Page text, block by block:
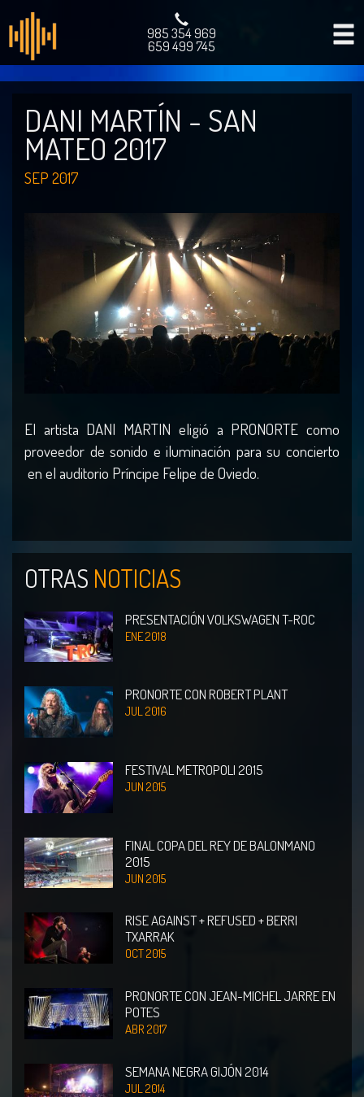
985 354 969
659 499 745
DANI MARTÍN - SAN
MATEO 2017
SEP 2017
El artista DANI MARTIN eligió a PRONORTE como
proveedor de sonido e iluminación para su concierto
en el auditorio Príncipe Felipe de Oviedo.
OTRAS NOTICIAS
PRESENTACIÓN VOLKSWAGEN T-ROC
ENE 2018
PRONORTE CON ROBERT PLANT
JUL 2016
FESTIVAL METROPOLI 2015
JUN 2015
FINAL COPA DEL REY DE BALONMANO
2015
JUN 2015
RISE AGAINST + REFUSED + BERRI
TXARRAK
OCT 2015
PRONORTE CON JEAN-MICHEL JARRE EN
POTES
ABR 2017
SEMANA NEGRA GIJÓN 2014
JUL 2014